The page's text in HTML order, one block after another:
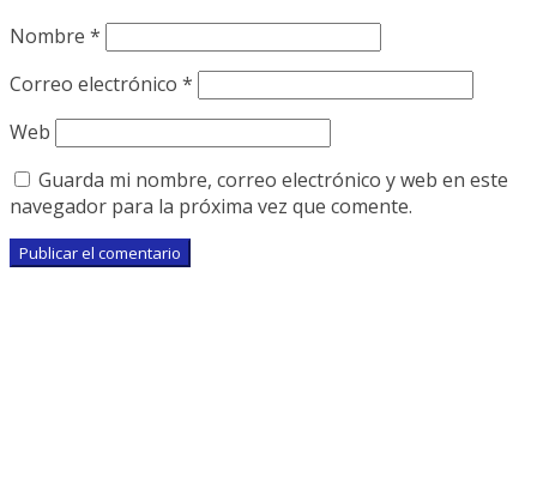
Nombre *
Correo electrónico *
Web
Guarda mi nombre, correo electrónico y web en este
navegador para la próxima vez que comente.